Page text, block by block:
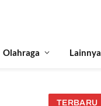
Olahraga Lainnya
TERBARU